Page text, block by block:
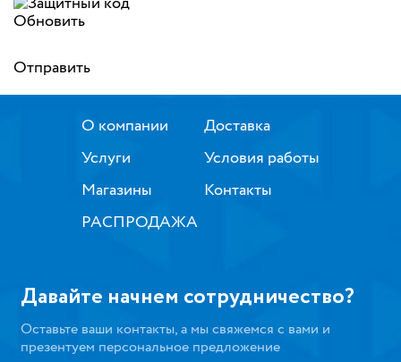
Обновить
Отправить
О компании
Услуги
Магазины
РАСПРОДАЖА
Доставка
Условия работы
Контакты
Давайте начнем сотрудничество?
Оставьте ваши контакты, а мы свяжемся с вами и
презентуем персональное предложение